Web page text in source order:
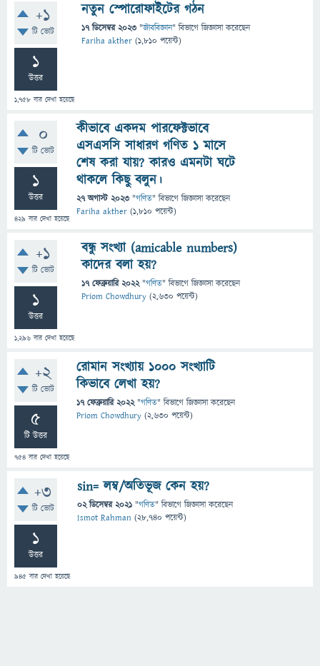
+1
টি ভোট
1
উত্তর
1,758 বার দেখা হয়েছে
নতুন স্পোরোফাইটের গঠন
17 ডিসেম্বর 2023 "জীববিজ্ঞান" বিভাগে জিজ্ঞাসাকরেছেন
Fariha akther (1,810 পয়েন্ট)
0
টি ভোট
1
উত্তর
429 বার দেখা হয়েছে
কীভাবে একদম পারফেক্টভাবে
এসএসসি সাধারণ গণিত ১ মাসে
শেষ করা যায়? কারও এমনটা ঘটে
থাকলে কিছু বলুন।
27 অগাস্ট 2023 "গণিত" বিভাগে জিজ্ঞাসাকরেছেন
Fariha akther (1,810 পয়েন্ট)
+1
টি ভোট
1
উত্তর
1,296 বার দেখা হয়েছে
বন্ধু সংখ্যা (amicable numbers)
কাদের বলা হয়?
17 ফেব্রুয়ারি 2022 "গণিত" বিভাগে জিজ্ঞাসাকরেছেন
Priom Chowdhury (2,630 পয়েন্ট)
+2
টি ভোট
5
টি উত্তর
754 বার দেখা হয়েছে
রোমান সংখ্যায় 1000 সংখ্যাটি
কিভাবে লেখা হয়?
17 ফেব্রুয়ারি 2022 "গণিত" বিভাগে জিজ্ঞাসাকরেছেন
Priom Chowdhury (2,630 পয়েন্ট)
+3
টি ভোট
1
উত্তর
945 বার দেখা হয়েছে
sin= লম্ব/অতিভূজ কেন হয়?
02 ডিসেম্বর 2021 "গণিত" বিভাগে জিজ্ঞাসাকরেছেন
Ismot Rahman (28,740 পয়েন্ট)